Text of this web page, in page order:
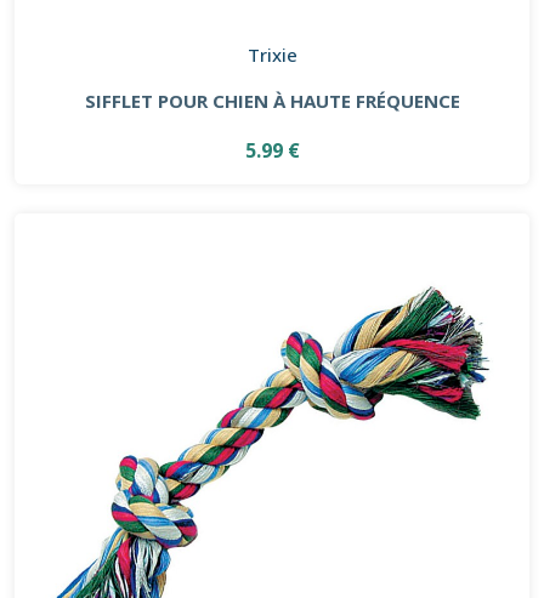
Trixie
SIFFLET POUR CHIEN À HAUTE FRÉQUENCE
5.99 €